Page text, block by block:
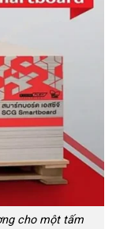
cho một tấm